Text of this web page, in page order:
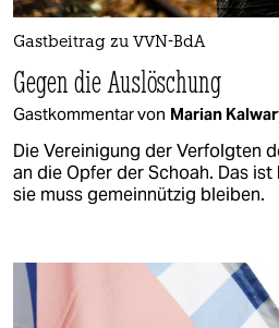
Gastbeitrag zu VVN-BdA
Gegen die Auslöschung
Gastkommentar von Marian
Die Vereinigung der Verfolgten
an die Opfer der Schoah. Das
sie muss gemeinnützig bleiben.